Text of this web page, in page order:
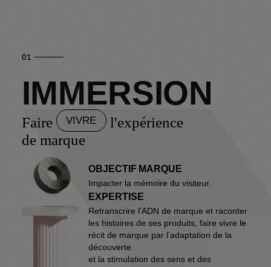
01
IMMERSION
Faire VIVRE
l'expérience
de marque
OBJECTIF MARQUE
Impacter la mémoire du visiteur.
EXPERTISE
Retranscrire l’ADN de marque et raconter
les histoires de ses produits, faire vivre le
récit de marque par l’adaptation de la
découverte
et la stimulation des sens et des